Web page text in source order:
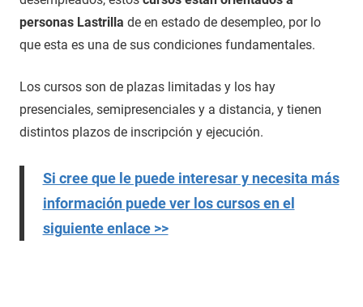
personas Lastrilla de en estado de desempleo, por lo
que esta es una de sus condiciones fundamentales.
Los cursos son de plazas limitadas y los hay
presenciales, semipresenciales y a distancia, y tienen
distintos plazos de inscripción y ejecución.
Si cree que le puede interesar y necesita más
información puede ver los cursos en el
siguiente enlace >>